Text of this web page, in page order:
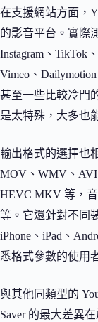
在支援網站方面，
的影音平台。實際
Instagram、TikTok
Vimeo、
甚至一些比較冷門
是太特殊，大多也
輸出格式的選擇也
MOV、WMV、
HEVC MKV 等，
等。它還針對不同
iPhone、iPad、
悉格式參數的使用
與其他同類型的
Saver 的最大差異